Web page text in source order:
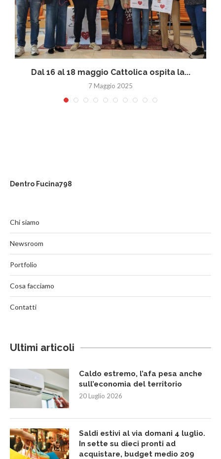
Dal 16 al 18 maggio Cattolica ospita la...
7 Maggio 2025
Dentro Fucina798
Chi siamo
Newsroom
Portfolio
Cosa facciamo
Contatti
Ultimi articoli
Caldo estremo, l’afa pesa anche
sull’economia del territorio
20 Luglio 2026
Saldi estivi al via domani 4 luglio.
In sette su dieci pronti ad
acquistare, budget medio 209